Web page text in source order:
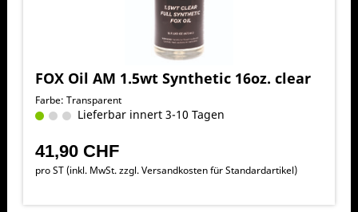
FOX Oil AM 1.5wt Synthetic 16oz. clear
Farbe: Transparent
Lieferbar innert 3-10 Tagen
41,90 CHF
pro ST (inkl. MwSt. zzgl.Versandkosten für Standardartikel)